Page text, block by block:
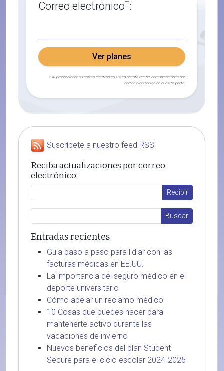
Correo electrónico†:
Ver planes
† Al proporcionar su correo electrónico, usted acepta recibir comunicaciones por
correo electrónico de nuestra parte.
Suscríbete a nuestro feed RSS
Reciba actualizaciones por correo
electrónico:
Entradas recientes
Guía paso a paso para lidiar con las
facturas médicas en EE.UU.
La importancia del seguro médico en el
deporte universitario
Cómo apelar un reclamo médico
10 Cosas que puedes hacer para
mantenerte activo durante las
vacaciones de invierno
Nuevos beneficios del plan Student
Secure para el ciclo escolar 2024-2025